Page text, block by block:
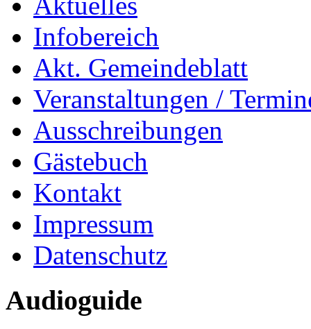
Infobereich
Akt. Gemeindeblatt
Veranstaltungen /
Ausschreibungen
Gästebuch
Kontakt
Impressum
Datenschutz
Audioguide